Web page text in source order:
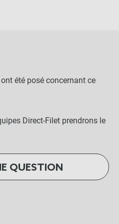
ont été posé concernant ce
Direct-Filet prendrons le
QUESTION